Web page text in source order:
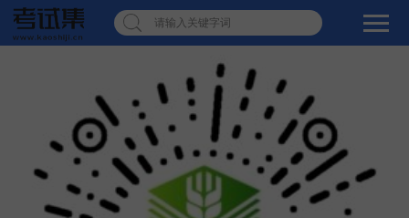
请输入关键字词